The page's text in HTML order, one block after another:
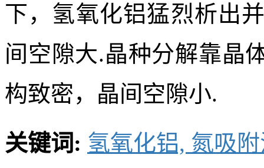
下，氢氧化铝猛烈析出
间空隙大.晶种分解靠晶
构致密，晶间空隙小.
关键词: 氢氧化铝, 氮吸